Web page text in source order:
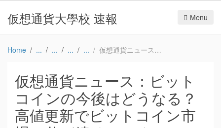
仮想通貨大學校 速報 Menu
Home 仮想通貨ニュース：ビットコインの今後はどうなる？ 高値更新でビットコイン市場は伸び続けている。（ファイナンシャルフィールド） – Yahoo!ニュース – Yahoo!ニュース
仮想通貨ニュース：ビット
コインの今後はどうなる？
高値更新でビットコイン市